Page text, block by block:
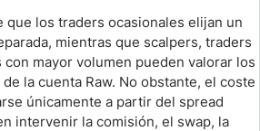
que los traders ocasionales elijan un
mientras que scalpers, traders
mayor volumen pueden valorar los
la cuenta Raw. No obstante, el coste
únicamente a partir del spread
intervenir la comisión, el swap, la